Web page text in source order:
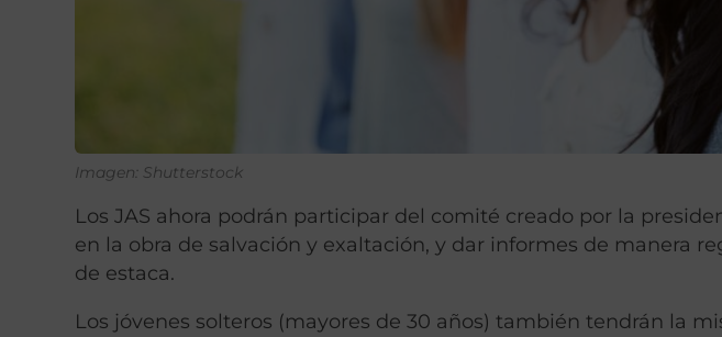
Imagen: Shutterstock
Los JAS ahora podrán participar del comité creado por la
en la obra de salvación y exaltación, y dar informes de manera
de estaca.
Los jóvenes solteros (mayores de 30 años) también tendrán la